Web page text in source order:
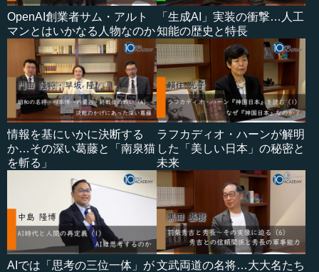
OpenAI創業者サム・アルト
マンとはいかなる人物なのか
「生成AI」実装の衝撃…人工
知能の歴史と特長
情報を基にいかに決断する
か…その深い葛藤と「南泉猫
を斬る」
ラフカディオ・ハーンが解明
した「美しい日本」の秘密と
未来
AIでは「思考の三位一体」が文武両道の名将…大大名たち